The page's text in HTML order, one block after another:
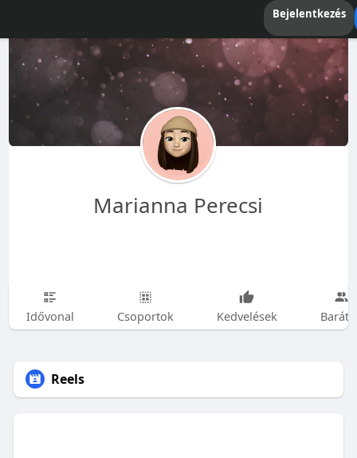
Bejelentkezés
Marianna Perecsi
Idővonal Csoportok Kedvelések
Reels